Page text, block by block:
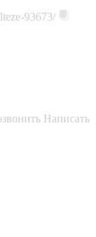
93673/
Написать